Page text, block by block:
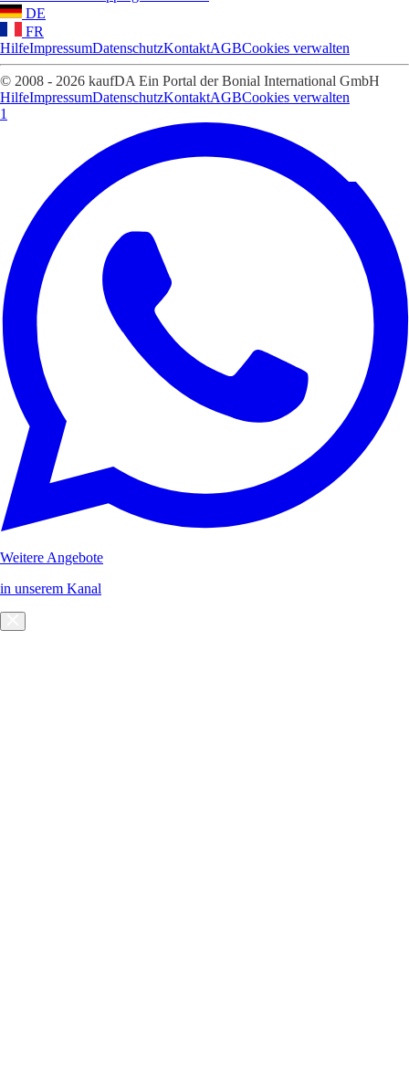
DE
FR
HilfeImpressumDatenschutzKontaktAGBCookies verwalten
© 2008 - 2026 kaufDA Ein Portal der Bonial International GmbH
HilfeImpressumDatenschutzKontaktAGBCookies verwalten
1
Weitere Angebote
in unserem Kanal